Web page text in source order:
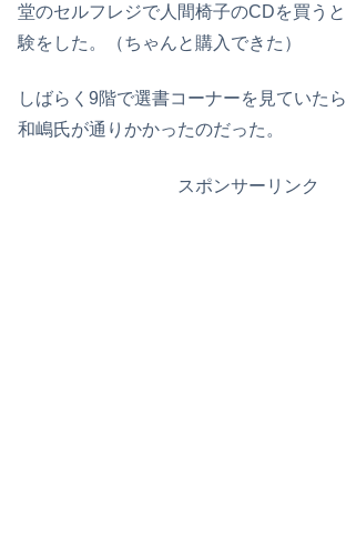
堂のセルフレジで人間椅子のCDを買う
験をした。（ちゃんと購入できた）
しばらく9階で選書コーナーを見ていた
和嶋氏が通りかかったのだった。
スポンサーリンク